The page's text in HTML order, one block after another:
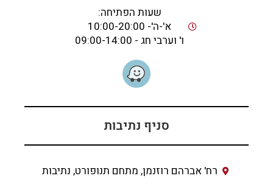
שעות הפתיחה:
א'-ה'- 10:00-20:00
ו' וערבי חג - 09:00-14:00
סניף נתיבות
רח' אברהם רוזנמן, מתחם תנופורט, נתיבות